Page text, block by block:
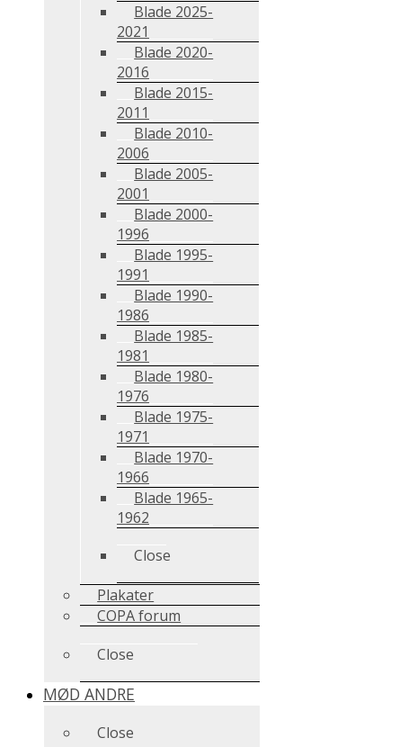
Blade 2025-
2021
Blade 2020-
2016
Blade 2015-
2011
Blade 2010-
2006
Blade 2005-
2001
Blade 2000-
1996
Blade 1995-
1991
Blade 1990-
1986
Blade 1985-
1981
Blade 1980-
1976
Blade 1975-
1971
Blade 1970-
1966
Blade 1965-
1962
Close
Plakater
COPA forum
Close
MØD ANDRE
Close